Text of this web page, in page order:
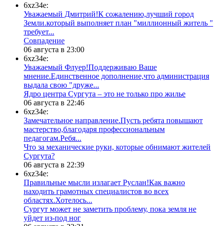
6xz34e:
Уважаемый Дмитрий!К сожалению,лучший город
Земли.который выполняет план "миллионный житель "
требует...
​Совпадение
06 августа в 23:00
6xz34e:
Уважаемый Флуер!Поддерживаю Ваше
мнение.Единственное дополнение,что администрация
выдала свою "друже...
​Ядро центра Сургута ‒ это не только про жилье
06 августа в 22:46
6xz34e:
Замечательное направление.Пусть ребята повышают
мастерство,благодаря профессиональным
педагогам.Ребя...
​Что за механические руки, которые обнимают жителей
Сургута?
06 августа в 22:39
6xz34e:
Правильные мысли излагает Руслан!Как важно
находить грамотных специалистов во всех
областях.Хотелось...
Сургут может не заметить проблему, пока земля не
уйдет из-под ног